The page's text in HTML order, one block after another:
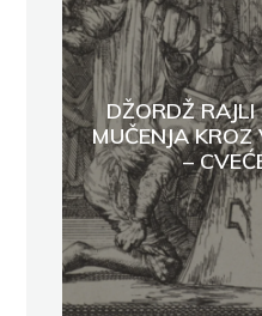
DŽORDŽ
MUČENJA
–